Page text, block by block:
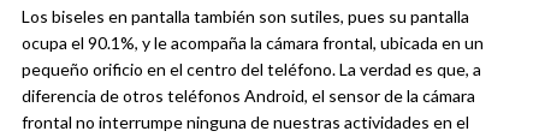
Los biseles en pantalla también son sutiles, pues su pantalla
ocupa el 90.1%, y le acompaña la cámara frontal, ubicada en un
pequeño orificio en el centro del teléfono. La verdad es que, a
diferencia de otros teléfonos Android, el sensor de la cámara
frontal no interrumpe ninguna de nuestras actividades en el